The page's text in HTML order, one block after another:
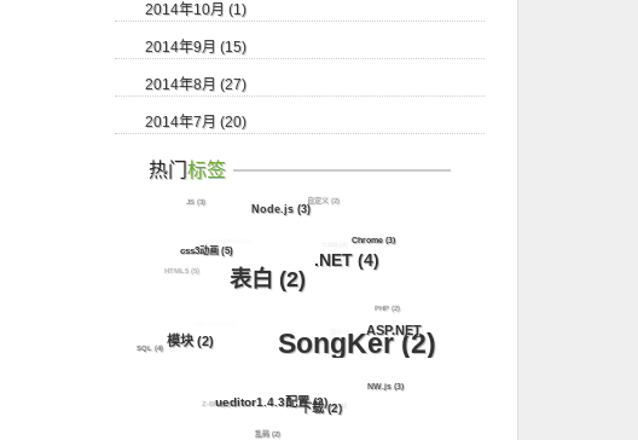
2014年10月 (1)
2014年9月 (15)
2014年8月 (27)
2014年7月 (20)
热门标签
ueditor1.4.3配置(2)
模块(2)
SQL (4)
Z-Blog(2)
乱码 (2)
下载(2)
SongKer(2)
表白 (2)
css3动画(5)
HTML5 (5)
jQuery(11)
NW.js (3)
ASP.NET
.NET(4)
Node.js(3)
JS (3)
PHP (2)
Chrome(3)
自定义 (2)